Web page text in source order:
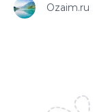
Ozaim.ru